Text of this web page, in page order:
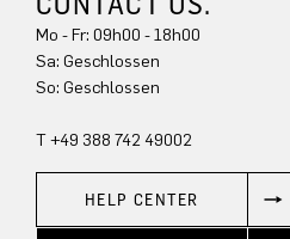
Mo - Fr: 09h00 - 18h00
Sa: Geschlossen
So: Geschlossen
T +49 388 742 49002
HELP CENTER